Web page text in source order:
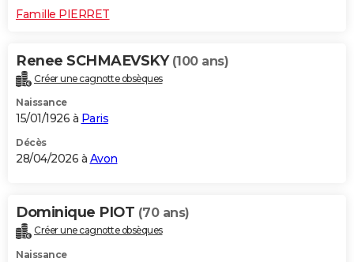
Famille PIERRET
Renee SCHMAEVSKY (100 ans)
Créer une cagnotte obsèques
Naissance
15/01/1926 à Paris
Décès
28/04/2026 à Avon
Dominique PIOT (70 ans)
Créer une cagnotte obsèques
Naissance